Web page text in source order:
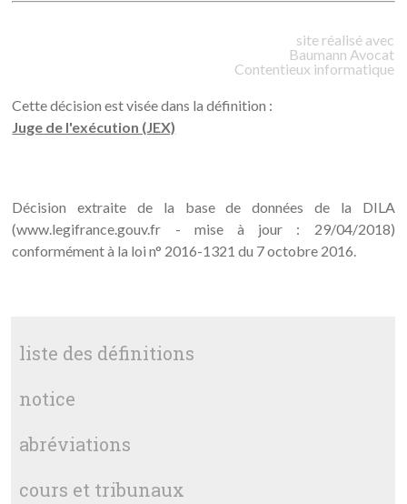
site réalisé avec
Baumann Avocat
Contentieux informatique
Cette décision est visée dans la définition :
Juge de l'exécution (JEX)
Décision extraite de la base de données de la DILA
(www.legifrance.gouv.fr - mise à jour : 29/04/2018)
conformément à la loi n° 2016-1321 du 7 octobre 2016.
liste des définitions
notice
abréviations
cours et tribunaux